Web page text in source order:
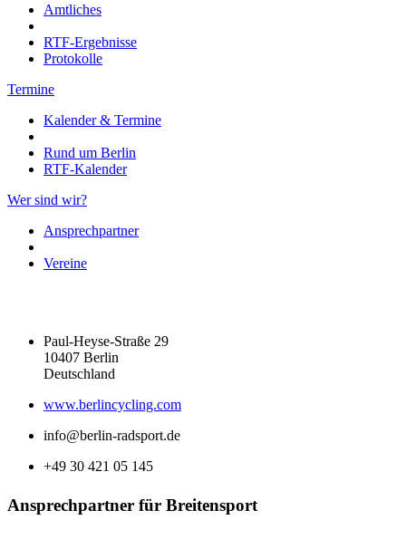
Amtliches
RTF-Ergebnisse
Protokolle
Termine
Kalender & Termine
Rund um Berlin
RTF-Kalender
Wer sind wir?
Ansprechpartner
Vereine
Paul-Heyse-Straße 29
10407 Berlin
Deutschland
www.berlincycling.com
info@berlin-radsport.de
+49 30 421 05 145
Ansprechpartner für Breitensport